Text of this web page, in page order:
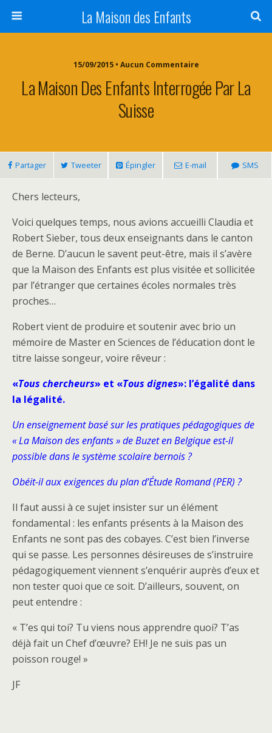
La Maison des Enfants
15/09/2015 • Aucun Commentaire
La Maison Des Enfants Interrogée Par La
Suisse
Partager Tweeter Épingler E-mail SMS
Chers lecteurs,
Voici quelques temps, nous avions accueilli Claudia et
Robert Sieber, tous deux enseignants dans le canton
de Berne. D’aucun le savent peut-être, mais il s’avère
que la Maison des Enfants est plus visitée et sollicitée
par l’étranger que certaines écoles normales très
proches…
Robert vient de produire et soutenir avec brio un
mémoire de Master en Sciences de l’éducation dont le
titre laisse songeur, voire rêveur :
«Tous chercheurs» et «Tous dignes»: l’égalité dans
la légalité.
Un enseignement basé sur les pratiques pédagogiques de
« La Maison des enfants » de Buzet en Belgique est-il
possible dans le système scolaire bernois ?
Obéit-il aux exigences du plan d’Étude Romand (PER) ?
Il faut aussi à ce sujet insister sur un élément
fondamental : les enfants présents à la Maison des
Enfants ne sont pas des cobayes. C’est bien l’inverse
qui se passe. Les personnes désireuses de s’instruire
pédagogiquement viennent s’enquérir auprès d’eux et
non tester quoi que ce soit. D’ailleurs, souvent, on
peut entendre :
« T’es qui toi? Tu viens nous apprendre quoi? T’as
déjà fait un Chef d’œuvre? EH! Je ne suis pas un
poisson rouge! »
JF